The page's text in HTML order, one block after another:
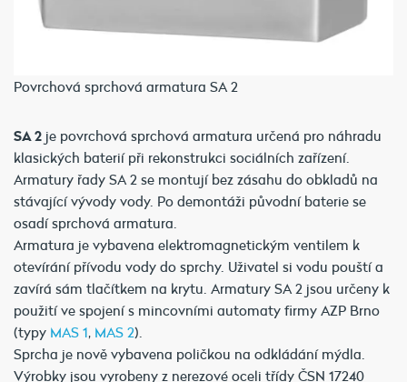
Povrchová sprchová armatura SA 2
SA 2 je povrchová sprchová armatura určená pro náhradu
klasických baterií při rekonstrukci sociálních zařízení.
Armatury řady SA 2 se montují bez zásahu do obkladů na
stávající vývody vody. Po demontáži původní baterie se
osadí sprchová armatura.
Armatura je vybavena elektromagnetickým ventilem k
otevírání přívodu vody do sprchy. Uživatel si vodu pouští a
zavírá sám tlačítkem na krytu. Armatury SA 2 jsou určeny k
použití ve spojení s mincovními automaty firmy AZP Brno
(typy MAS 1, MAS 2).
Sprcha je nově vybavena poličkou na odkládání mýdla.
Výrobky jsou vyrobeny z nerezové oceli třídy ČSN 17240